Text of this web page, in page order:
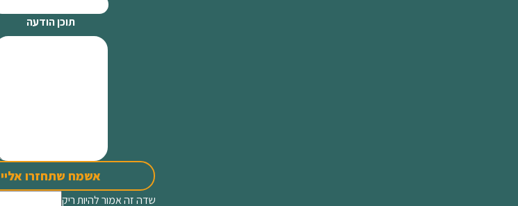
תוכן הודעה
אשמח שתחזרו אליי
שדה זה אמור להיות ריק